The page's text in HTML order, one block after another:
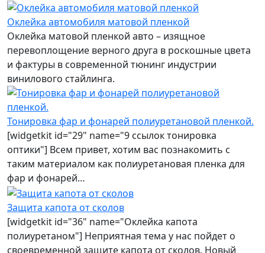
Оклейка автомобиля матовой пленкой
Оклейка матовой пленкой авто – изящное
перевоплощение верного друга в роскошные цвета
и фактуры в современной тюнинг индустрии
винилового стайлинга.
Тонировка фар и фонарей полиуретановой пленкой.
[widgetkit id="29" name="9 ссылок тонировка
оптики"] Всем привет, хотим вас познакомить с
таким материалом как полиуретановая пленка для
фар и фонарей…
Защита капота от сколов
[widgetkit id="36" name="Оклейка капота
полиуретаном"] Неприятная тема у нас пойдет о
своевременной защите капота от сколов. Новый